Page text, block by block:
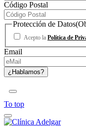
Código Postal
Protección de Datos
Acepto la Política de
Email
To top